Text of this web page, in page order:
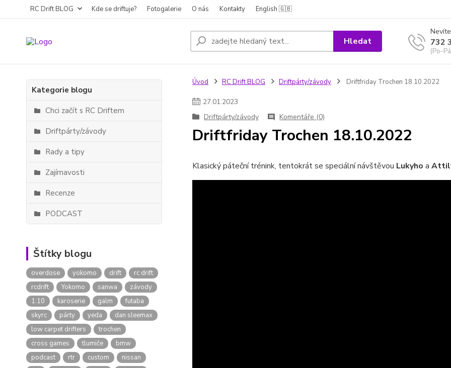
RC Drift BLOG Kde se driftuje? Fotogalerie O nás Kontakty English 🇬🇧
Hledat 732
(Po-
Kategorie blogu
Chci začít s RC Driftem
Driftpárty/závody
Rady a tipy
Zajímavosti
Recenze
PODCAST
Štítky blogu
overdose yokomo drift
rc drift
rcdrift
Yokomo sanwa
závody
1:10
karoserie galm
futaba
skyrc
párty yeda
dan sleemax
low carpet drifters
trochen
cross games
tlumiče
bmw
podcast
rtr custom
nissan
Úvod RC Drift BLOG Driftpárty/závody Driftfriday Trochen 18.10.2022
27.01.2023
Driftpárty/závody
Komentáře (0)
Driftfriday Trochen 18.10.2022
Klasický páteční trénink, tentokrát se speciální návštěvou Lukyho a